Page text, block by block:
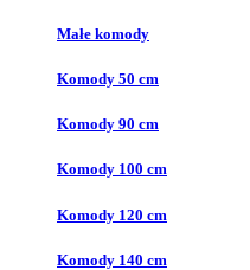
Małe komody
Komody 50 cm
Komody 90 cm
Komody 100 cm
Komody 120 cm
Komody 140 cm